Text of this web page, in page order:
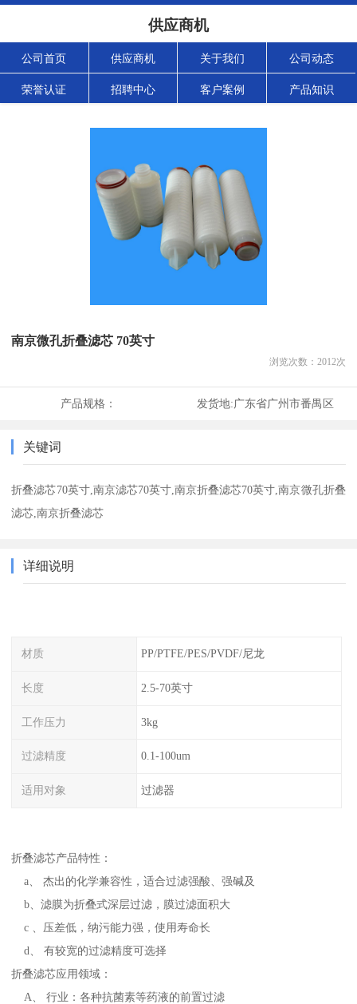
供应商机
公司首页 供应商机 关于我们 公司动态
荣誉认证 招聘中心 客户案例 产品知识
南京微孔折叠滤芯 70英寸
浏览次数： 2012次
产品规格： 发货地:广东省广州市番禺区
关键词
折叠滤芯70英寸,南京滤芯70英寸,南京折叠滤芯70英寸,南京微孔折叠
滤芯,南京折叠滤芯
详细说明
材质 PP/PTFE/PES/PVDF/尼龙
长度 2.5-70英寸
工作压力 3kg
过滤精度 0.1-100um
适用对象 过滤器
折叠滤芯产品特性：
a、 杰出的化学兼容性，适合过滤强酸、强碱及
b、滤膜为折叠式深层过滤，膜过滤面积大
c 、压差低，纳污能力强，使用寿命长
d、 有较宽的过滤精度可选择
折叠滤芯应用领域：
A、 行业：各种抗菌素等药液的前置过滤